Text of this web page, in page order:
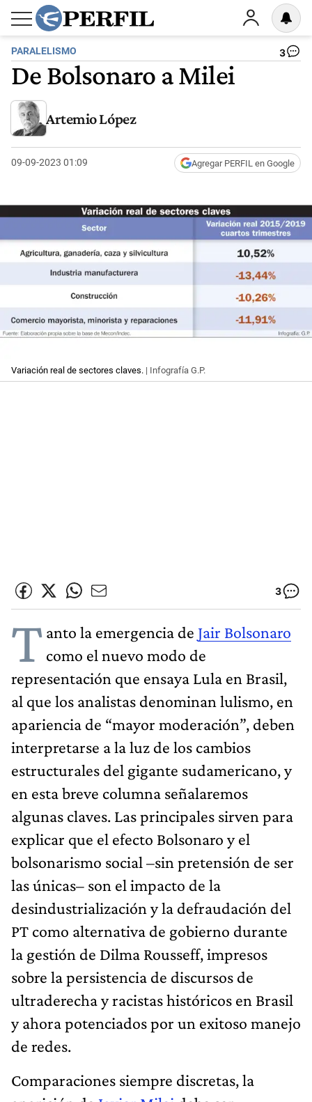
PARALELISMO 3
De Bolsonaro a Milei
Artemio López
09-09-2023 01:09 Agregar PERFIL en Google
Variación real de sectores claves. | Infografía G.P.
3
T anto la emergencia de Jair Bolsonaro
como el nuevo modo de
representación que ensaya Lula en Brasil,
al que los analistas denominan lulismo, en
apariencia de “mayor moderación”, deben
interpretarse a la luz de los cambios
estructurales del gigante sudamericano, y
en esta breve columna señalaremos
algunas claves. Las principales sirven para
explicar que el efecto Bolsonaro y el
bolsonarismo social –sin pretensión de ser
las únicas– son el impacto de la
desindustrialización y la defraudación del
PT como alternativa de gobierno durante
la gestión de Dilma Rousseff, impresos
sobre la persistencia de discursos de
ultraderecha y racistas históricos en Brasil
y ahora potenciados por un exitoso manejo
de redes.
Comparaciones siempre discretas, la